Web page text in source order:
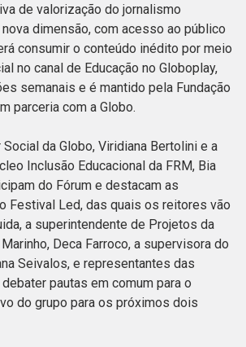
de valorização do jornalismo
dimensão, com acesso ao público
consumir o conteúdo inédito por meio
no canal de Educação no Globoplay,
semanais e é mantido pela Fundação
parceria com a Globo.
da Globo, Viridiana Bertolini e a
Inclusão Educacional da FRM, Bia
do Fórum e destacam as
Festival Led, das quais os reitores vão
a superintendente de Projetos da
Deca Farroco, a supervisora do
Seivalos, e representantes das
pautas em comum para o
do grupo para os próximos dois